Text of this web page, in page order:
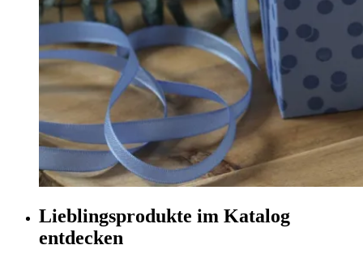
Lieblingsprodukte im Katalog
entdecken